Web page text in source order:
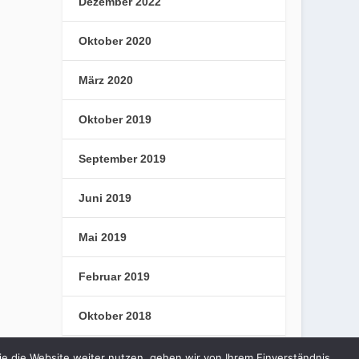
Oktober 2020
März 2020
Oktober 2019
September 2019
Juni 2019
Mai 2019
Februar 2019
Oktober 2018
September 2018